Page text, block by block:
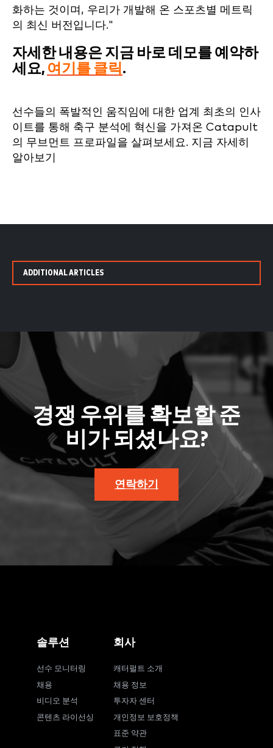
화하는 것이며, 우리가 개발해 온 스포츠별 메트릭
의 최신 버전입니다."
자세한 내용은 지금 바로 데모를 예약하
세요, 여기를 클릭.
선수들의 폭발적인 움직임에 대한 업계 최초의 인사
이트를 통해 축구 분석에 혁신을 가져온 Catapult
의 무브먼트 프로파일을 살펴보세요. 지금 자세히
알아보기
ADDITIONAL ARTICLES
경쟁 우위를 확보할 준
비가 되셨나요?
연락하기
솔루션
선수 모니터링
채용
비디오 분석
콘텐츠 라이선싱
회사
캐터펄트 소개
채용 정보
투자자 센터
개인정보 보호정책
표준 약관